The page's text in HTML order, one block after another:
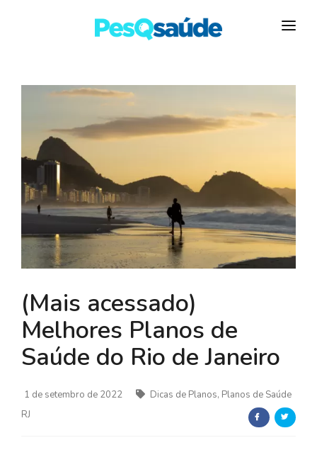
PLANOS DE SAÚDE
LABORATÓRIOS
BLOG
MAIS…
(Mais acessado)
Melhores Planos de
Saúde do Rio de Janeiro
1 de setembro de 2022
Dicas de Planos, Planos de Saúde
RJ